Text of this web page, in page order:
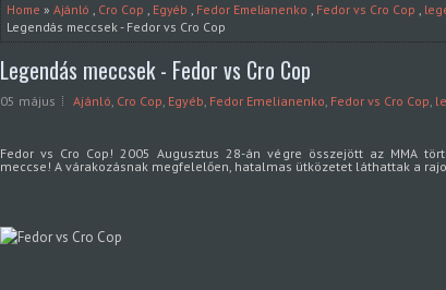
Home » Ajánló , Cro Cop , Egyéb , Fedor Emelianenko , Fedor vs Cro Cop ,
Legendás meccsek - Fedor vs Cro Cop
Legendás meccsek - Fedor vs Cro Cop
05 május Ajánló, Cro Cop, Egyéb, Fedor Emelianenko, Fedor vs Cro Cop,
Fedor vs Cro Cop! 2005 Augusztus 28-án végre összejött az MMA
meccse! A várakozásnak megfelelően, hatalmas ütközetet láthattak a